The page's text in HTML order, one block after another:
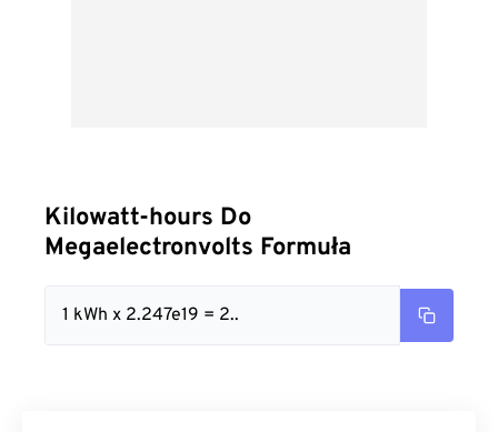
Kilowatt-hours Do
Megaelectronvolts Formuła
1 kWh x 2.247e19 = 2..